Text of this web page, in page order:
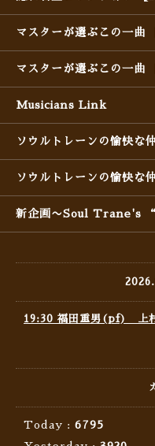
マスターが選ぶこの一曲
マスターが選ぶこの一曲
Musicians Link
ソウルトレーンの愉快な
ソウルトレーンの愉快な
新企画〜Soul Trane's “
19:30 福田重男(pf) 上
Today : 6795